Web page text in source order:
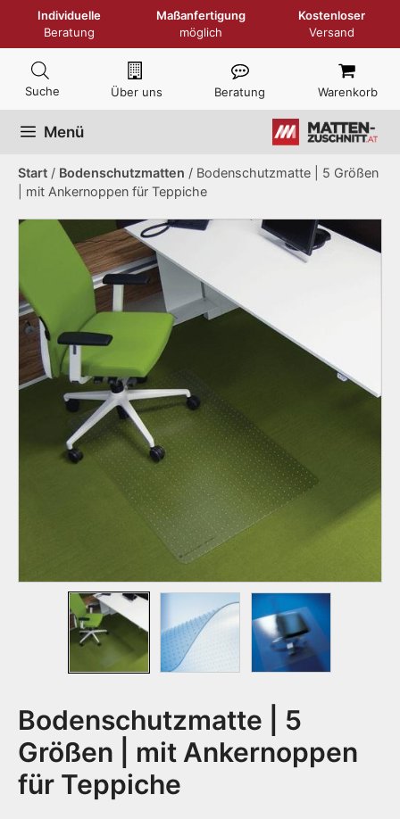
Individuelle
Beratung
Maßanfertigung
möglich
Kostenloser
Versand
Über uns Beratung Warenkorb
Menü
Start / Bodenschutzmatten / Bodenschutzmatte | 5 Größen
| mit Ankernoppen für Teppiche
Bodenschutzmatte | 5
Größen | mit Ankernoppen
für Teppiche